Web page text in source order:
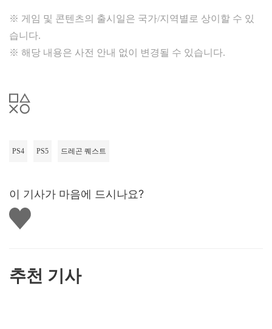
※ 게임 및 콘텐츠의 출시일은 국가/지역별로 상이할 수 있
습니다.
※ 해당 내용은 사전 안내 없이 변경될 수 있습니다.
PS4 PS5 드레곤 퀘스트
이 기사가 마음에 드시나요?
좋
아
추천 기사